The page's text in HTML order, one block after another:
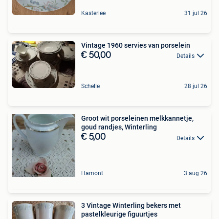
Kasterlee 31 jul 26
Vintage 1960 servies van porselein
€ 50,00 Details
Schelle 28 jul 26
Groot wit porseleinen melkkannetje,
goud randjes, Winterling
€ 5,00 Details
Hamont 3 aug 26
3 Vintage Winterling bekers met
pastelkleurige figuurtjes